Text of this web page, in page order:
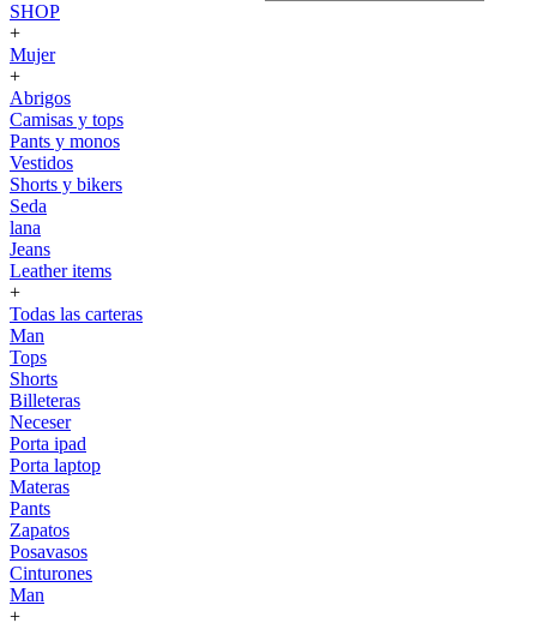
SHOP
+
Mujer
+
Abrigos
Camisas y tops
Pants y monos
Vestidos
Shorts y bikers
Seda
lana
Jeans
Leather items
+
Todas las carteras
Man
Tops
Shorts
Billeteras
Neceser
Porta ipad
Porta laptop
Materas
Pants
Zapatos
Posavasos
Cinturones
Man
+